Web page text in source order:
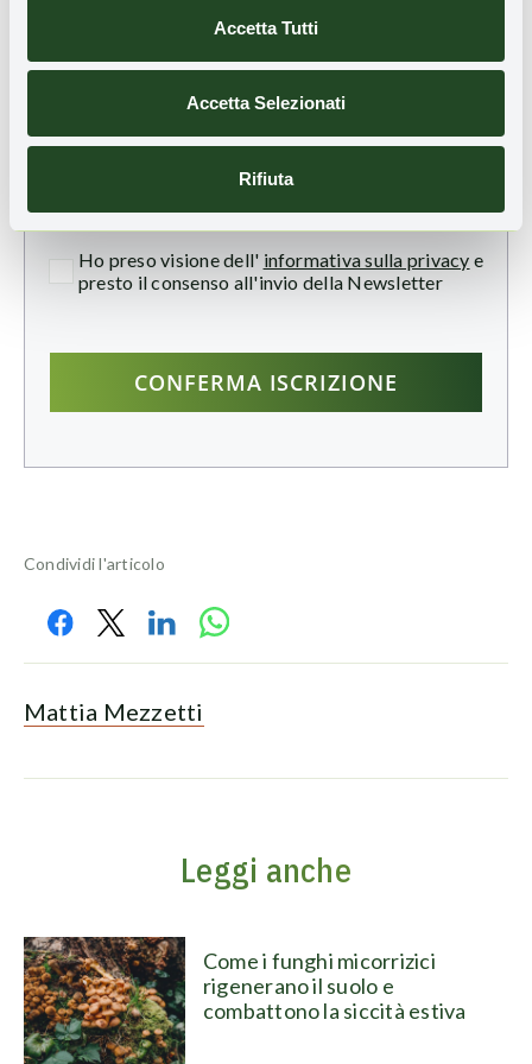
Accetta Tutti
Accetta Selezionati
Rifiuta
aggiornamenti sulle novità e sulle storie di
rigenerazione territoriale:
Email
Ho preso visione dell' informativa sulla privacy e
presto il consenso all'invio della Newsletter
Condividi l'articolo
Mattia Mezzetti
Leggi anche
Come i funghi micorrizici
rigenerano il suolo e
combattono la siccità estiva